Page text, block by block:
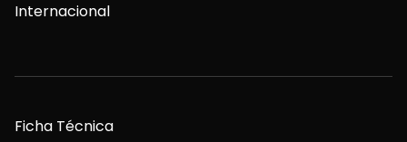
Internacional
Ficha Técnica